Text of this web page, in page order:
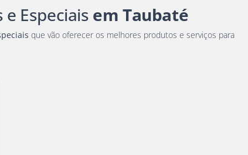
Especiais em Taubaté
que vão oferecer os melhores produtos e serviços para